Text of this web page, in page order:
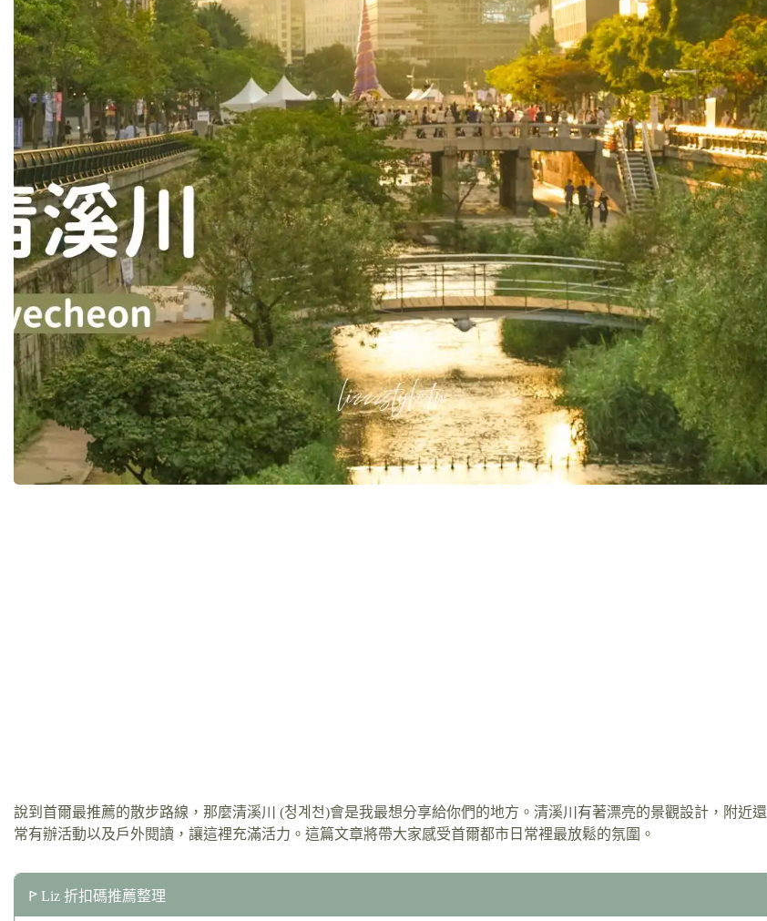
說到首爾最推薦的散步路線，那麼清溪川 (청계천)會是我最想分享給你們的地方。清溪川有著漂亮的景觀設計，附近還
常有辦活動以及戶外閱讀，讓這裡充滿活力。這篇文章將帶大家感受首爾都市日常裡最放鬆的氛圍。
ꚰ Liz 折扣碼推薦整理